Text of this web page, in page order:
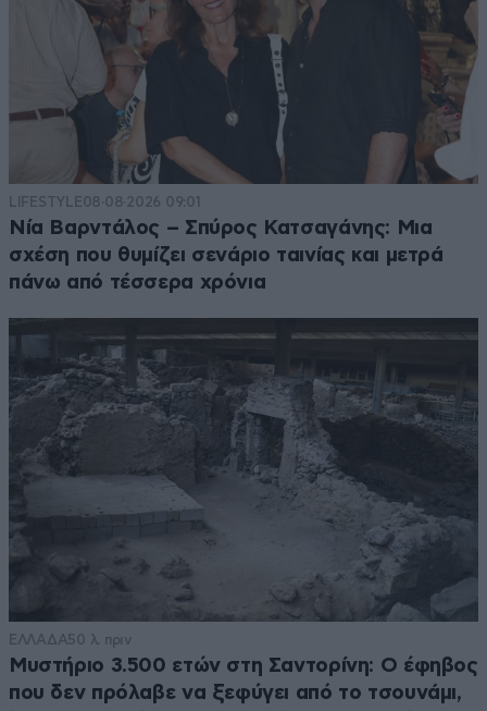
LIFESTYLE08·08·2026 09:01
Νία Βαρντάλος – Σπύρος Κατσαγάνης: Μια
σχέση που θυμίζει σενάριο ταινίας και μετρά
πάνω από τέσσερα χρόνια
ΕΛΛΑΔΑ50 λ. πριν
Μυστήριο 3.500 ετών στη Σαντορίνη: Ο έφηβος
που δεν πρόλαβε να ξεφύγει από το τσουνάμι,